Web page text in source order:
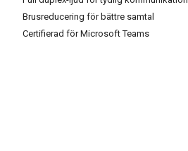
Brusreducering för bättre samtal
Certifierad för Microsoft Teams